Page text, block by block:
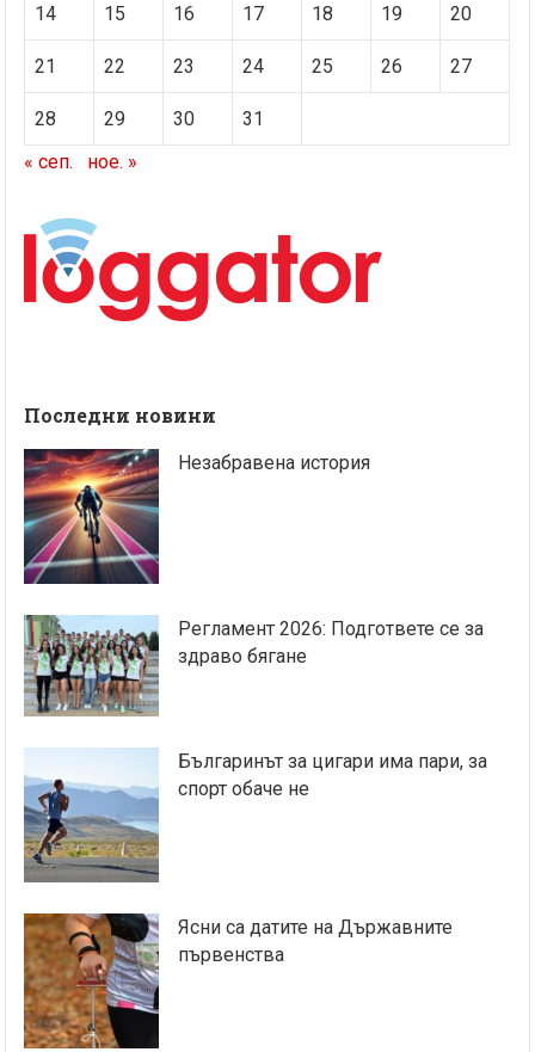
14 15 16 17 18 19 20
21 22 23 24 25 26 27
28 29 30
31
« сеп.
ное. »
Последни новини
Незабравена история
Регламент 2026: Подгответе се за
здраво бягане
Българинът за цигари има пари, за
спорт обаче не
Ясни са датите на Държавните
първенства